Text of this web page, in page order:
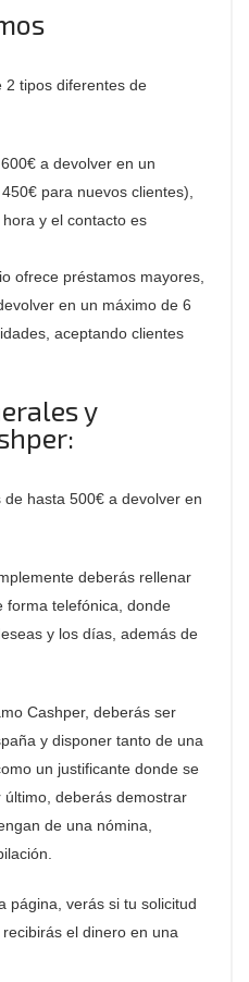
2 tipos diferentes de
a devolver en un
para nuevos clientes),
y el contacto es
ofrece préstamos mayores,
en un máximo de 6
aceptando clientes
y
hasta 500€ a devolver en
deberás rellenar
forma telefónica, donde
y los días, además de
Cashper, deberás ser
y disponer tanto de una
un justificante donde se
deberás demostrar
de una nómina,
página, verás si tu solicitud
el dinero en una